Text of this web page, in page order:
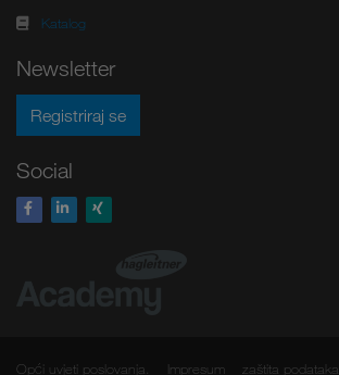
Katalog
Newsletter
Registriraj se
Social
Opći uvjeti poslovanja. Impresum zaštita podataka